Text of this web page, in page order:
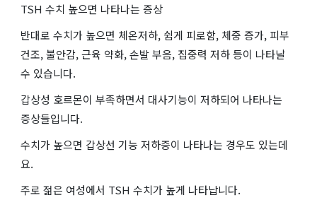
TSH 수치 높으면 나타나는 증상
반대로 수치가 높으면 체온저하, 쉽게 피로함, 체중 증가, 피부
건조, 불안감, 근육 약화, 손발 부음, 집중력 저하 등이 나타날
수 있습니다.
갑상성 호르몬이 부족하면서 대사기능이 저하되어 나타나는
증상들입니다.
수치가 높으면 갑상선 기능 저하증이 나타나는 경우도 있는데
요.
주로 젊은 여성에서 TSH 수치가 높게 나타납니다.